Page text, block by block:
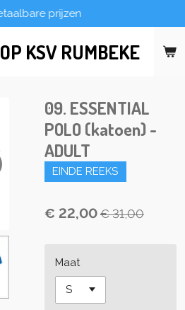
KSV RUMBEKE
prijzen
09. ESSENTIAL
POLO (katoen) -
ADULT
EINDE REEKS
€ 22,00 € 31,00
Maat